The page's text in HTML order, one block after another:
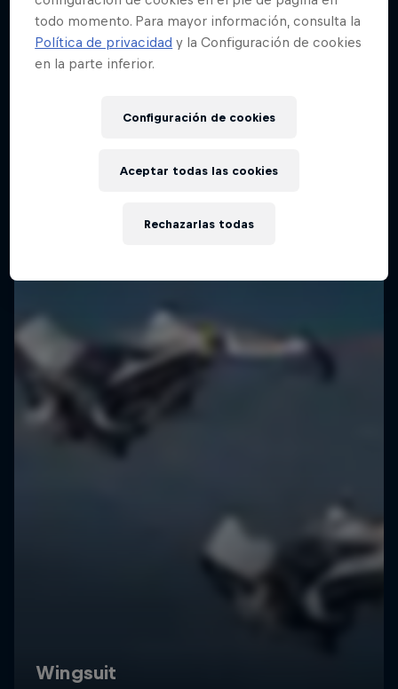
Bang on Time
Película de wingsuit y esquí de Marco
todo momento. Para mayor información, consulta la
Política de privacidad y la Configuración de cookies
en la parte inferior.
Configuración de cookies
Rechazarlas todas
Aceptar todas las cookies